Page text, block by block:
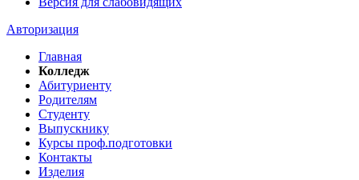
Авторизация
Главная
Колледж
Абитуриенту
Родителям
Студенту
Выпускнику
Курсы проф.подготовки
Контакты
Изделия